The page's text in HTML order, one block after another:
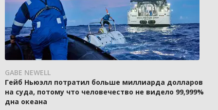
GABE NEWELL
Гейб Ньюэлл потратил больше миллиарда долларов
на суда, потому что человечество не видело 99,999%
дна океана